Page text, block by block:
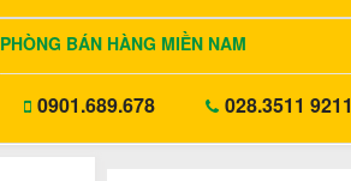
PHÒNG BÁN HÀNG MIỀN NAM
0901.689.678 028.3511 9211